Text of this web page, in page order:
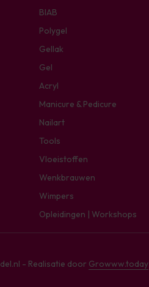
BIAB
Polygel
Gellak
Gel
Acryl
Manicure & Pedicure
Nailart
Tools
Vloeistoffen
Wenkbrauwen
Wimpers
Opleidingen | Workshops
- Realisatie door Growww.today